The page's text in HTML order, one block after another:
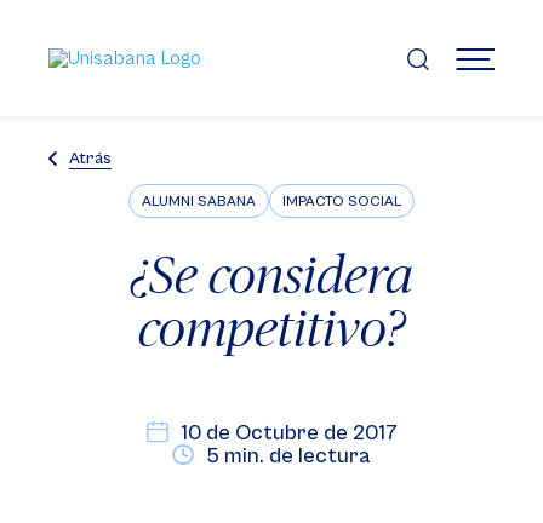
contenido
principal
MENÚ
Atrás
ALUMNI SABANA IMPACTO SOCIAL
¿Se considera
competitivo?
10 de Octubre de 2017
5 min. de lectura